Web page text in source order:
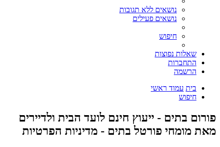
נושאים ללא תגובות
נושאים פעילים
חיפוש
שאלות נפוצות
התחברות
הרשמה
בית עמוד ראשי
חיפוש
פורום בתים - ייעוץ חינם לועד הבית ולדיירים
מאת מומחי פורטל בתים - מדיניות הפרטיות